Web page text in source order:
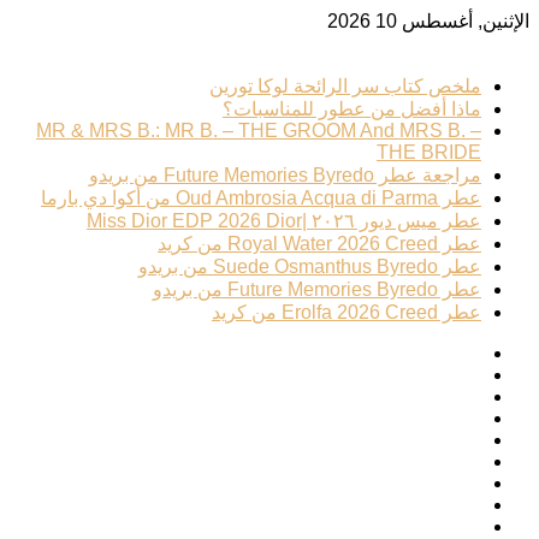
الإثنين, أغسطس 10 2026
ملخص كتاب سر الرائحة لوكا تورين
ماذا أفضل من عطور للمناسبات؟
MR & MRS B.: MR B. – THE GROOM And MRS B. –
THE BRIDE
مراجعة عطر Future Memories Byredo من بريدو
عطر Oud Ambrosia Acqua di Parma من أكوا دي بارما
عطر ميس ديور ٢٠٢٦ |Miss Dior EDP 2026 Dior
عطر Royal Water 2026 Creed من كريد
عطر Suede Osmanthus Byredo من بريدو
عطر Future Memories Byredo من بريدو
عطر Erolfa 2026 Creed من كريد